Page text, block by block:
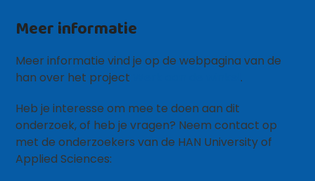
Meer informatie
Meer informatie vind je op de webpagina van de
han over het project
.
Heb je interesse om mee te doen aan dit
onderzoek, of heb je vragen? Neem contact op
met de onderzoekers van de HAN University of
Applied Sciences: